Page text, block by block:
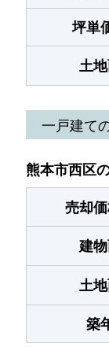
坪単
土
一戸建て
熊本市西区
売却
建
土
築